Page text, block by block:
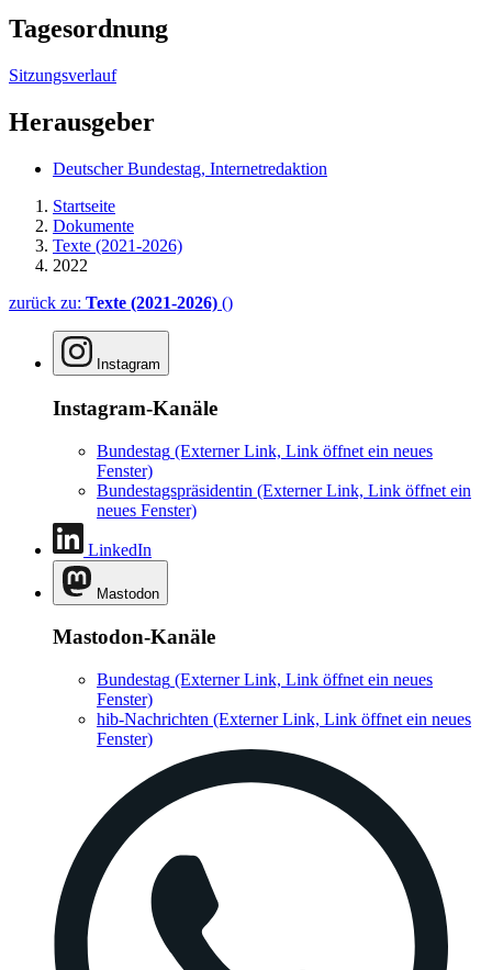
Tagesordnung
Sitzungsverlauf
Herausgeber
Deutscher Bundestag, Internetredaktion
Startseite
Dokumente
Texte (2021-2026)
2022
zurück zu: Texte (2021-2026) ()
Instagram
Instagram-Kanäle
Bundestag (Externer Link, Link öffnet ein neues
Fenster)
Bundestagspräsidentin (Externer Link, Link öffnet ein
neues Fenster)
LinkedIn
Mastodon
Mastodon-Kanäle
Bundestag (Externer Link, Link öffnet ein neues
Fenster)
hib-Nachrichten (Externer Link, Link öffnet ein neues
Fenster)